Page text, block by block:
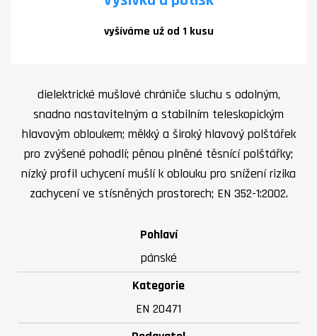
vyšíváme už od 1 kusu
dielektrické mušlové chrániče sluchu s odolným,
snadno nastavitelným a stabilním teleskopickým
hlavovým obloukem; měkký a široký hlavový polštářek
pro zvýšené pohodlí; pěnou plněné těsnící polštářky;
nízký profil uchycení mušlí k oblouku pro snížení rizika
zachycení ve stísněných prostorech; EN 352-1:2002.
Pohlaví
pánské
Kategorie
EN 20471